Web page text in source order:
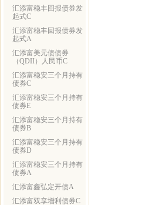
汇添富稳丰回报债券发
起式C
汇添富稳丰回报债券发
起式A
汇添富美元债债券
（QDII）人民币C
汇添富稳安三个月持有
债券C
汇添富稳安三个月持有
债券E
汇添富稳安三个月持有
债券B
汇添富稳安三个月持有
债券D
汇添富稳安三个月持有
债券A
汇添富鑫弘定开债A
汇添富双享增利债券C